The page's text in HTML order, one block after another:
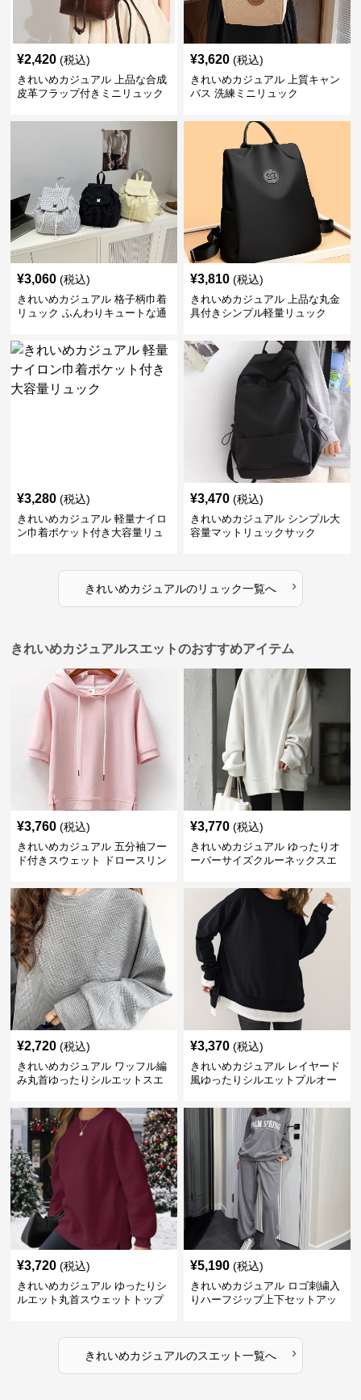
¥2,420 (税込)
きれいめカジュアル 上品な合成
皮革フラップ付きミニリュック
¥3,620 (税込)
きれいめカジュアル 上質キャン
バス 洗練ミニリュック
¥3,060 (税込)
きれいめカジュアル 格子柄巾着
リュック ふんわりキュートな通
¥3,810 (税込)
きれいめカジュアル 上品な丸金
具付きシンプル軽量リュック
¥3,280 (税込)
きれいめカジュアル 軽量ナイロ
ン巾着ポケット付き大容量リュ
¥3,470 (税込)
きれいめカジュアル シンプル大
容量マットリュックサック
きれいめカジュアルのリュック一覧へ ›
きれいめカジュアルスエットのおすすめアイテム
¥3,760 (税込)
きれいめカジュアル 五分袖フー
ド付きスウェット ドロースリン
¥3,770 (税込)
きれいめカジュアル ゆったりオ
ーバーサイズクルーネックスエ
¥2,720 (税込)
きれいめカジュアル ワッフル編
み丸首ゆったりシルエットスエ
¥3,370 (税込)
きれいめカジュアル レイヤード
風ゆったりシルエットプルオー
¥3,720 (税込)
きれいめカジュアル ゆったりシ
ルエット丸首スウェットトップ
¥5,190 (税込)
きれいめカジュアル ロゴ刺繍入
りハーフジップ上下セットアッ
きれいめカジュアルのスエット一覧へ ›